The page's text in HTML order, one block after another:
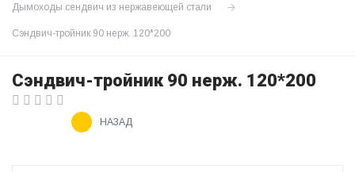
Дымоходы сендвич из нержавеющей стали
Сэндвич-тройник 90 нерж. 120*200
Сэндвич-тройник 90 нерж. 120*200
НАЗАД